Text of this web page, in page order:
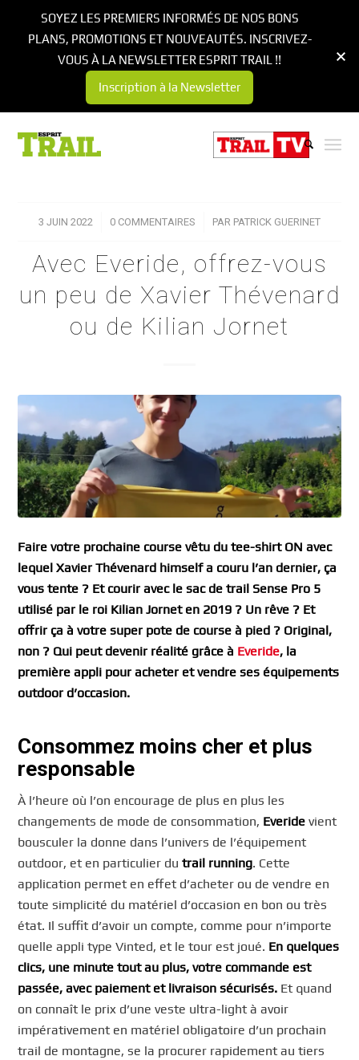
3 JUIN 2022
/ 0 COMMENTAIRES
/ PAR PATRICK GUERINET
Avec Everide, offrez-vous
un peu de Xavier Thévenard
ou de Kilian Jornet
Faire votre prochaine course vêtu du tee-shirt ON avec
lequel Xavier Thévenard himself a couru l’an dernier, ça
vous tente ? Et courir avec le sac de trail Sense Pro 5
utilisé par le roi Kilian Jornet en 2019 ? Un rêve ? Et
offrir ça à votre super pote de course à pied ? Original,
non ? Qui peut devenir réalité grâce à Everide, la
première appli pour acheter et vendre ses équipements
outdoor d’occasion.
Consommez moins cher et plus
responsable
À l’heure où l’on encourage de plus en plus les
changements de mode de consommation, Everide vient
bousculer la donne dans l’univers de l’équipement
outdoor, et en particulier du trail running. Cette
application permet en effet d’acheter ou de vendre en
toute simplicité du matériel d’occasion en bon ou très
état. Il suffit d’avoir un compte, comme pour n’importe
quelle appli type Vinted, et le tour est joué. En quelques
clics, une minute tout au plus, votre commande est
passée, avec paiement et livraison sécurisés. Et quand
on connaît le prix d’une veste ultra-light à avoir
impérativement en matériel obligatoire d’un prochain
trail de montagne, se la procurer rapidement au tiers
SOYEZ LES PREMIERS INFORMÉS DE NOS BONS
PLANS, PROMOTIONS ET NOUVEAUTÉS. INSCRIVEZ-
VOUS À LA NEWSLETTER ESPRIT TRAIL !!
Inscription à la Newsletter